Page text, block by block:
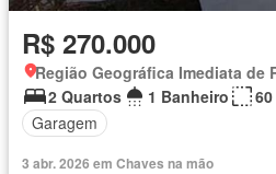
R$ 270.000
Região Geográfica Imediata de
2 Quartos
1 Banheiro
60
Garagem
3 abr. 2026 em Chaves na mão